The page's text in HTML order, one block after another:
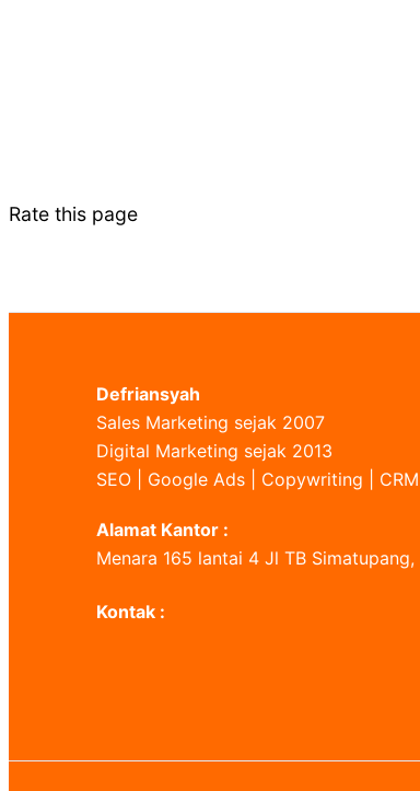
Rate this page
Defriansyah
Sales Marketing sejak 2007
Digital Marketing sejak 2013
SEO | Google Ads | Copywriting |
Alamat Kantor :
Menara 165 lantai 4 Jl TB
Kontak :